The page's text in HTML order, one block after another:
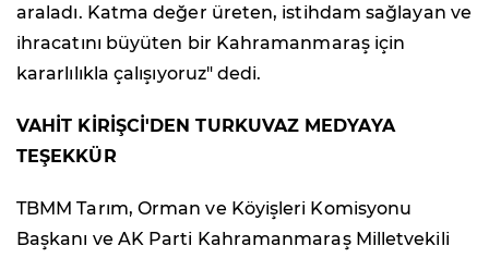
araladı. Katma değer üreten, istihdam sağlayan ve
ihracatını büyüten bir Kahramanmaraş için
kararlılıkla çalışıyoruz" dedi.
VAHİT KİRİŞCİ'DEN TURKUVAZ MEDYAYA
TEŞEKKÜR
TBMM Tarım, Orman ve Köyişleri Komisyonu
Başkanı ve AK Parti Kahramanmaraş Milletvekili